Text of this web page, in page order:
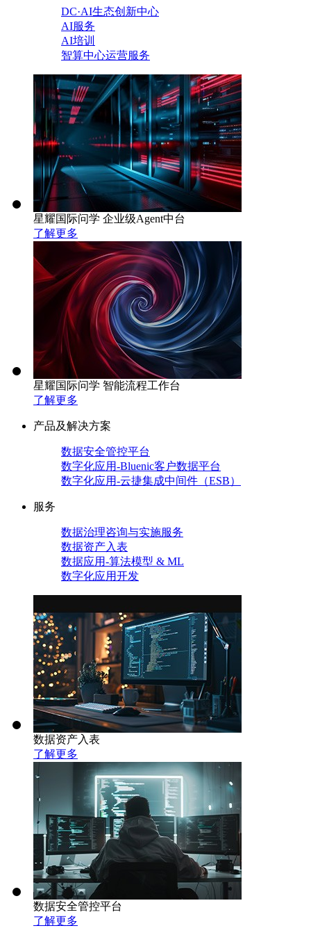
DC·AI生态创新中心
AI服务
AI培训
智算中心运营服务
星耀国际问学 企业级Agent中台
了解更多
星耀国际问学 智能流程工作台
了解更多
产品及解决方案
数据安全管控平台
数字化应用-Bluenic客户数据平台
数字化应用-云捷集成中间件（ESB）
服务
数据治理咨询与实施服务
数据资产入表
数据应用-算法模型 & ML
数字化应用开发
数据资产入表
了解更多
数据安全管控平台
了解更多